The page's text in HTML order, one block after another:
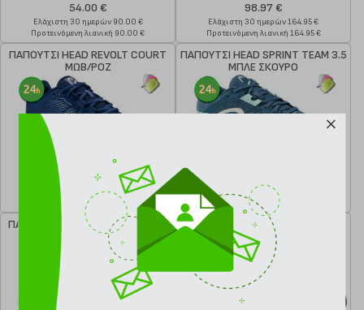
54.00 €
Ελάχιστη 30 ημερών 90.00 €
Προτεινόμενη λιανική 90.00 €
98.97 €
Ελάχιστη 30 ημερών 164.95 €
Προτεινόμενη λιανική 164.95 €
ΠΑΠΟΥΤΣΙ HEAD REVOLT COURT
ΜΩΒ/ΡΟΖ
κωδ. 138135564
53.97 €
Ελάχιστη 30 ημερών 89.95 €
Προτεινόμενη λιανική 89.95 €
ΠΑΠΟΥΤΣΙ HEAD SPRINT TEAM 3.5
ΜΠΛΕ ΣΚΟΥΡΟ
Ελάχιστη 30 ημερών 109.95 €
Προτεινόμενη λιανική 109.95 €
ΠΑΠΟΥΤΣΙ HEAD SPRINT PRO 3.5
ΛΕΥΚΟ
ΠΑΠΟΥΤΣΙ HEAD SPRINT PRO 3.0
SF ΜΑΥΡΟ